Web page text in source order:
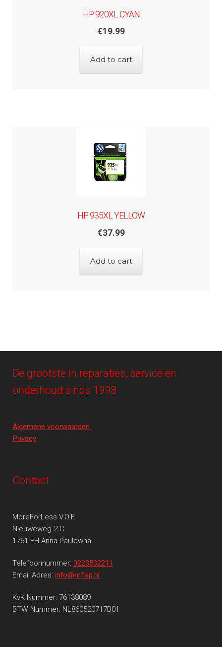
HP 920XL CYAN
€19.99
Add to cart
HP 935XL YELLOW
€37.99
Add to cart
De grootste in reparaties, service en
onderhoud sinds 1998
Algemene voorwaarden
Privacy
Contact
MoreForLess V.O.F.
Nieuweweg 2 C
1761 EH Anna Paulowna
Telefoonnummer: 0223532211
Email Adres: info@mflap.nl
KvK Nummer: 76138089
BTW Nummer: NL860520717B01